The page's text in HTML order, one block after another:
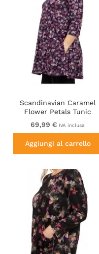
Scandinavian Caramel
Flower Petals Tunic
Purple
69,99 € IVA inclusa
Aggiungi al carrello